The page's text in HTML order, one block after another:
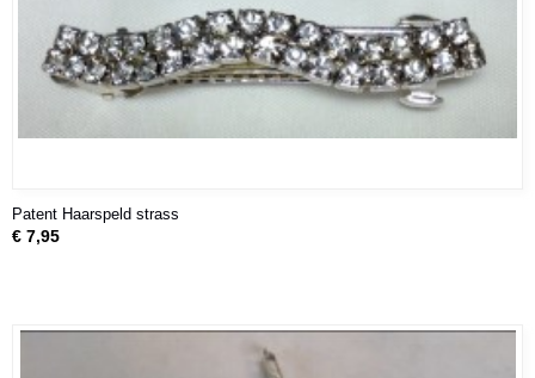
Patent Haarspeld strass
€ 7,95